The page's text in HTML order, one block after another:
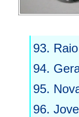
93.
94.
95.
96.